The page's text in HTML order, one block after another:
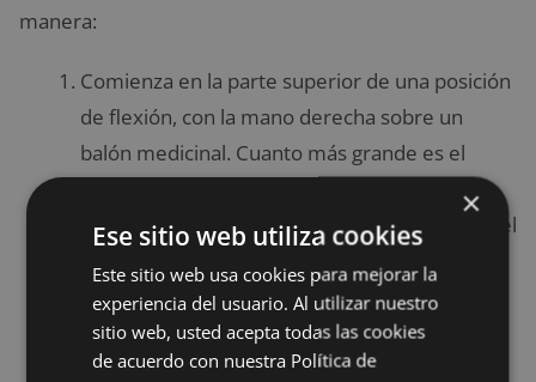
manera:
Comienza en la parte superior de una posición
de flexión, con la mano derecha sobre un
balón medicinal. Cuanto más grande es el
Haz una flexión bajándote entre la mano con el
balón medicinal y la otra mano en el piso. Baja
el pecho a la altura del balón medicinal, en
lugar de ir al suelo.
Empuja lejos del suelo con ambas manos. Al
×
Ese sitio web utiliza cookies
Este sitio web usa cookies para mejorar la
experiencia del usuario. Al utilizar nuestro
sitio web, usted acepta todas las cookies
de acuerdo con nuestra Política de